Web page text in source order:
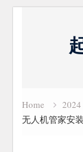
Home 2024
无人机管家安